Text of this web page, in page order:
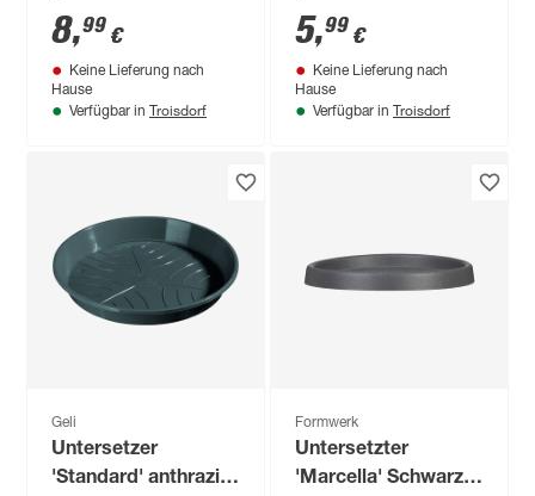
8,99 €
Keine Lieferung nach
Hause
Verfügbar in Troisdorf
5,99 €
Keine Lieferung nach
Hause
Verfügbar in Troisdorf
Geli
Untersetzer
'Standard' anthrazit
Formwerk
Untersetzter
'Marcella' Schwarz